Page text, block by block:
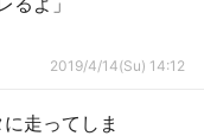
2019/4/14(Su) 14:12
走ってしま